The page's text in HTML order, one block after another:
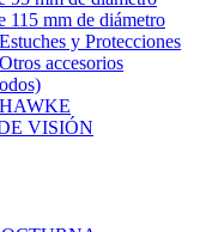
115 mm de diámetro
y Protecciones
accesorios
HAWKE
VISIÓN